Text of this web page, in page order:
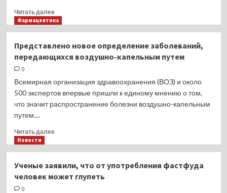
Читать далееПрочитать
больше
инвесторам
хотят
виз
в
РФ
Фармацевтика
Представлено новое определение заболеваний,
передающихся воздушно-капельным путем
0
Всемирная организация здравоохранения (ВОЗ) и около
500 экспертов впервые пришли к единому мнению о том,
что значит распространение болезни воздушно-капельным
путем....
Читать далееПрочитать
новое
определение
Новости
Ученые заявили, что от употребления фастфуда
человек может глупеть
0